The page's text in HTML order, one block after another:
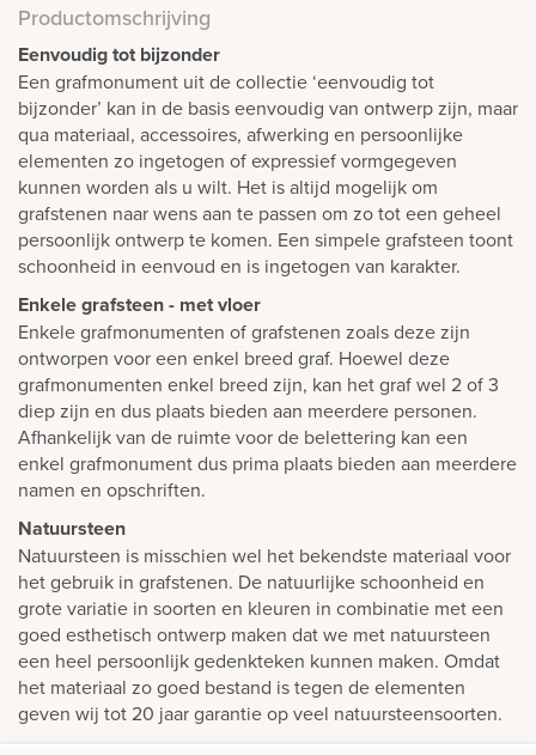
Productomschrijving
Eenvoudig tot bijzonder
Een grafmonument uit de collectie ‘eenvoudig tot
bijzonder’ kan in de basis eenvoudig van ontwerp zijn, maar
qua materiaal, accessoires, afwerking en persoonlijke
elementen zo ingetogen of expressief vormgegeven
kunnen worden als u wilt. Het is altijd mogelijk om
grafstenen naar wens aan te passen om zo tot een geheel
persoonlijk ontwerp te komen. Een simpele grafsteen toont
schoonheid in eenvoud en is ingetogen van karakter.
Enkele grafsteen - met vloer
Enkele grafmonumenten of grafstenen zoals deze zijn
ontworpen voor een enkel breed graf. Hoewel deze
grafmonumenten enkel breed zijn, kan het graf wel 2 of 3
diep zijn en dus plaats bieden aan meerdere personen.
Afhankelijk van de ruimte voor de belettering kan een
enkel grafmonument dus prima plaats bieden aan meerdere
namen en opschriften.
Natuursteen
Natuursteen is misschien wel het bekendste materiaal voor
het gebruik in grafstenen. De natuurlijke schoonheid en
grote variatie in soorten en kleuren in combinatie met een
goed esthetisch ontwerp maken dat we met natuursteen
een heel persoonlijk gedenkteken kunnen maken. Omdat
het materiaal zo goed bestand is tegen de elementen
geven wij tot 20 jaar garantie op veel natuursteensoorten.